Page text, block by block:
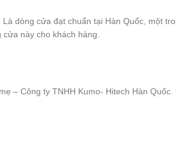
dòng cửa đạt chuẩn tại Hàn Quốc, một
này cho khách hàng.
– Công ty TNHH Kumo- Hitech Hàn